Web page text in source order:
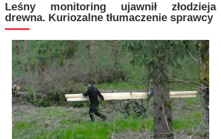
Leśny monitoring ujawnił złodzieja
drewna. Kuriozalne tłumaczenie sprawcy